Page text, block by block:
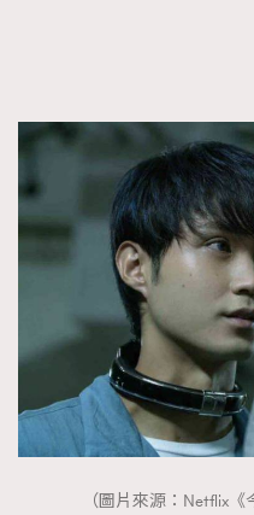
（圖片來源：Netflix